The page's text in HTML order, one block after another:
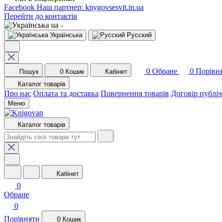
Facebook Наш партнер: knygovsesvit.in.ua
Перейти до контактів
ua
Українська Русский
Пошук 0 Кошик Кабінет 0 Обране 0
Каталог товарів
Про нас Оплата та доставка Повернення товарів Договір
Меню
Каталог товарів
Кабінет
0
Обране
0
Порівняти
0 Кошик